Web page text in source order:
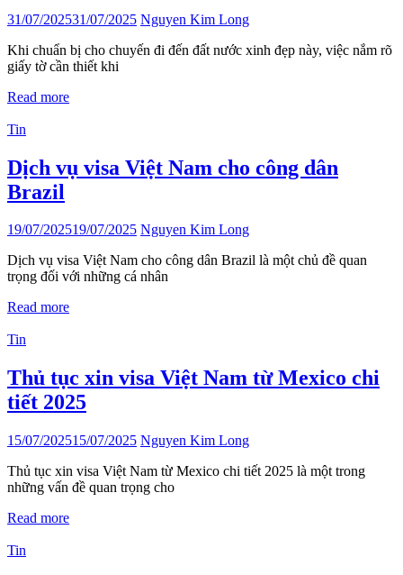
31/07/202531/07/2025 Nguyen Kim Long
Khi chuẩn bị cho chuyến đi đến đất nước xinh đẹp này, việc nắm rõ
giấy tờ cần thiết khi
Read more
Tin
Dịch vụ visa Việt Nam cho công dân
Brazil
19/07/202519/07/2025 Nguyen Kim Long
Dịch vụ visa Việt Nam cho công dân Brazil là một chủ đề quan
trọng đối với những cá nhân
Read more
Tin
Thủ tục xin visa Việt Nam từ Mexico chi
tiết 2025
15/07/202515/07/2025 Nguyen Kim Long
Thủ tục xin visa Việt Nam từ Mexico chi tiết 2025 là một trong
những vấn đề quan trọng cho
Read more
Tin